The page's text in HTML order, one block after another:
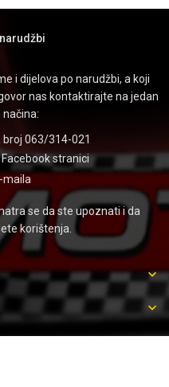
i dijelova po narudžbi, a koji
nas kontaktirajte na jedan
načina:
broj 063/314-021
Facebook stranici
maila
se da ste upoznati i da
korištenja.


